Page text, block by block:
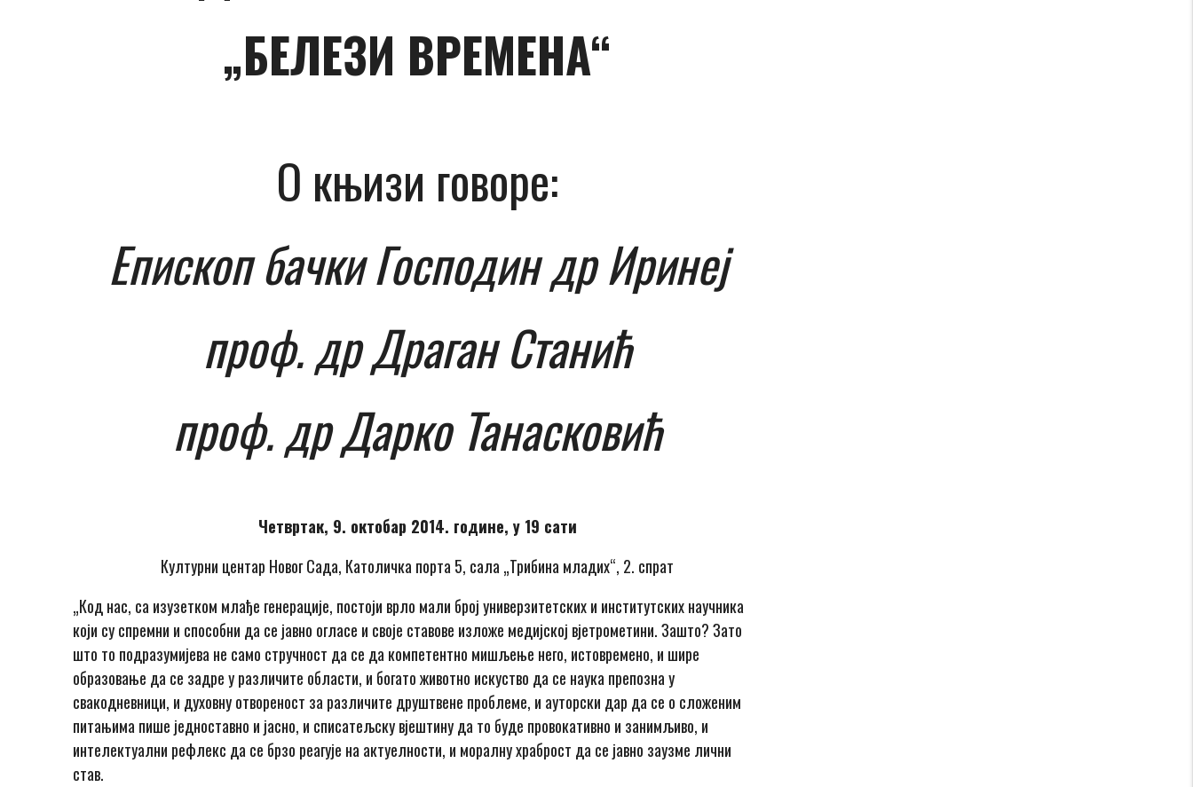
„БЕЛЕЗИ ВРЕМЕНА“
О књизи говоре:
Епископ бачки Господин др Иринеј
проф. др Драган Станић
проф. др Дарко Танасковић
Четвртак, 9. октобар 2014. године, у 19 сати
Културни центар Новог Сада, Католичка порта 5, сала „Трибина младих“, 2. спрат
„Код нас, са изузетком млађе генерације, постоји врло мали број универзитетских и институтских научника
који су спремни и способни да се јавно огласе и своје ставове изложе медијској вјетрометини. Зашто? Зато
што то подразумијева не само стручност да се да компетентно мишљење него, истовремено, и шире
образовање да се задре у различите области, и богато животно искуство да се наука препозна у
свакодневници, и духовну отвореност за различите друштвене проблеме, и ауторски дар да се о сложеним
питањима пише једноставно и јасно, и списатељску вјештину да то буде провокативно и занимљиво, и
интелектуални рефлекс да се брзо реагује на актуелности, и моралну храброст да се јавно заузме лични
став.